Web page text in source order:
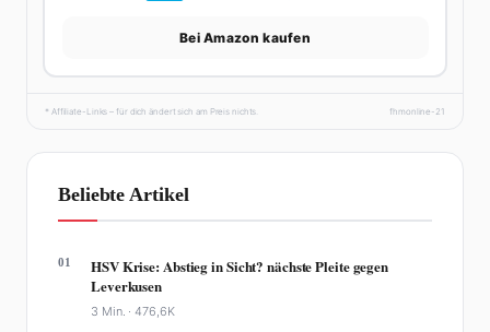
Bei Amazon kaufen
* Affiliate-Links – für dich ändert sich am Preis nichts. fhmonline-21
Beliebte Artikel
01
HSV Krise: Abstieg in Sicht? nächste Pleite gegen
Leverkusen
3 Min. ·476,6K